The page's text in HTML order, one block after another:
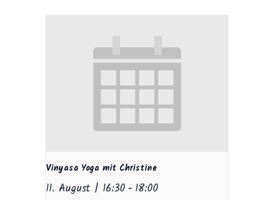
Vinyasa Yoga mit Christine
11. August | 16:30 -18:00